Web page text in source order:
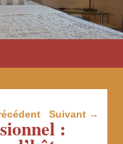
Navigation dans les
Suivant →
: